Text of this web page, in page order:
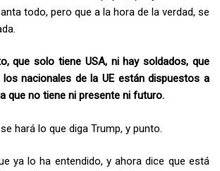
todo, pero que a la hora de la verdad, se
que solo tiene USA, ni hay soldados, que
nacionales de la UE están dispuestos a
que no tiene ni presente ni futuro.
hará lo que diga Trump, y punto.
ya lo ha entendido, y ahora dice que está